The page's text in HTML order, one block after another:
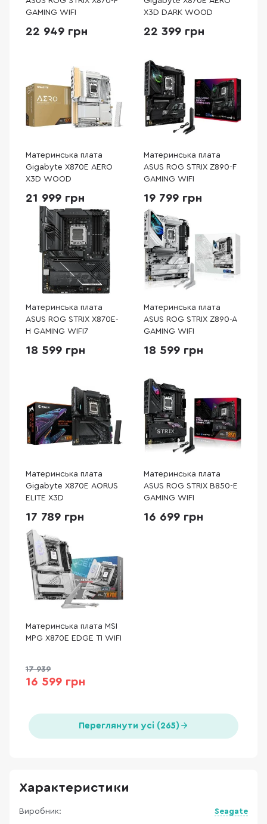
GAMING WIFI
22 949 грн
X3D DARK WOOD
22 399 грн
Материнська плата
Gigabyte X870E AERO
X3D WOOD
21 999 грн
Материнська плата
ASUS ROG STRIX Z890-F
GAMING WIFI
19 799 грн
Материнська плата
ASUS ROG STRIX X870E-
H GAMING WIFI7
18 599 грн
Материнська плата
ASUS ROG STRIX Z890-A
GAMING WIFI
18 599 грн
Материнська плата
Gigabyte X870E AORUS
ELITE X3D
17 789 грн
Материнська плата
ASUS ROG STRIX B850-E
GAMING WIFI
16 699 грн
Материнська плата MSI
MPG X870E EDGE TI WIFI
17 939
16 599 грн
Переглянути усі (265)
Характеристики
Виробник: Seagate